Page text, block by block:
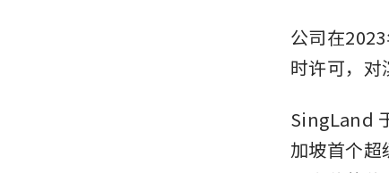
公司在
时许可，对
SingLand
加坡首个